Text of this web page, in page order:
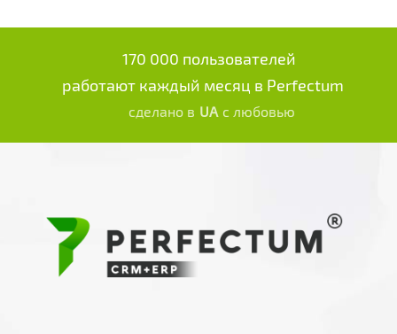
170 000 пользователей
работают каждый месяц в Perfectum
сделано в UA с любовью